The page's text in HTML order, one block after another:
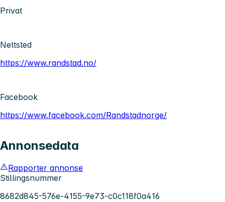
Privat
Nettsted
https://www.randstad.no/
Facebook
https://www.facebook.com/Randstadnorge/
Annonsedata
Rapporter annonse
Stillingsnummer
8682d845-576e-4155-9e73-c0c118f0a416